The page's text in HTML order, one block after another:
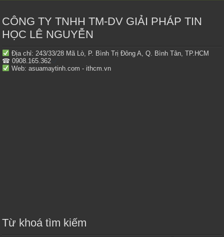
CÔNG TY TNHH TM-DV GIẢI PHÁP TIN
HỌC LÊ NGUYỄN
Địa chỉ: 243/33/28 Mã Lò, P. Bình Trị Đông A, Q. Bình Tân, TP.HCM
☎ 0908.165.362
Web: asuamaytinh.com - ithcm.vn
Từ khoá tìm kiếm